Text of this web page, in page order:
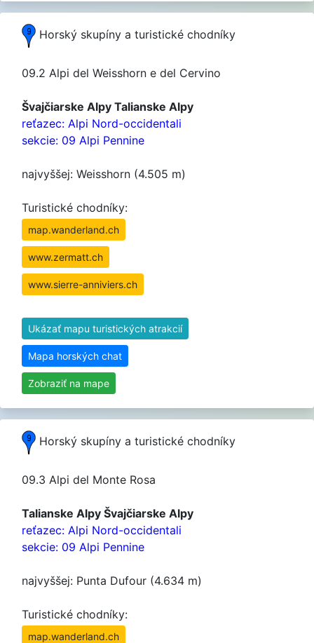
Horský skupíny a turistické chodníky
09.2 Alpi del Weisshorn e del Cervino
Švajčiarske Alpy Talianske Alpy
reťazec: Alpi Nord-occidentali
sekcie: 09 Alpi Pennine
najvyššej: Weisshorn (4.505 m)
Turistické chodníky:
map.wanderland.ch
www.zermatt.ch
www.sierre-anniviers.ch
Ukázať mapu turistických atrakcií
Mapa horských chat
Zobraziť na mape
Horský skupíny a turistické chodníky
09.3 Alpi del Monte Rosa
Talianske Alpy Švajčiarske Alpy
reťazec: Alpi Nord-occidentali
sekcie: 09 Alpi Pennine
najvyššej: Punta Dufour (4.634 m)
Turistické chodníky:
map.wanderland.ch